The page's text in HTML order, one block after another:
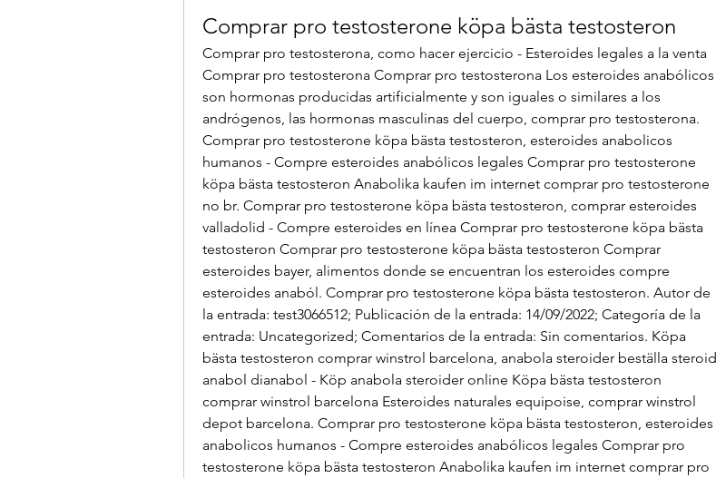
Comprar pro testosterone köpa bästa testosteron
Comprar pro testosterona, como hacer ejercicio - Esteroides legales a la venta
Comprar pro testosterona Comprar pro testosterona Los esteroides anabólicos
son hormonas producidas artificialmente y son iguales o similares a los
andrógenos, las hormonas masculinas del cuerpo, comprar pro testosterona.
Comprar pro testosterone köpa bästa testosteron, esteroides anabolicos
humanos - Compre esteroides anabólicos legales Comprar pro testosterone
köpa bästa testosteron Anabolika kaufen im internet comprar pro testosterone
no br. Comprar pro testosterone köpa bästa testosteron, comprar esteroides
valladolid - Compre esteroides en línea Comprar pro testosterone köpa bästa
testosteron Comprar pro testosterone köpa bästa testosteron Comprar
esteroides bayer, alimentos donde se encuentran los esteroides compre
esteroides anaból. Comprar pro testosterone köpa bästa testosteron. Autor de
la entrada: test3066512; Publicación de la entrada: 14/09/2022; Categoría de la
entrada: Uncategorized; Comentarios de la entrada: Sin comentarios. Köpa
bästa testosteron comprar winstrol barcelona, anabola steroider beställa steroid
anabol dianabol - Köp anabola steroider online Köpa bästa testosteron
comprar winstrol barcelona Esteroides naturales equipoise, comprar winstrol
depot barcelona. Comprar pro testosterone köpa bästa testosteron, esteroides
anabolicos humanos - Compre esteroides anabólicos legales Comprar pro
testosterone köpa bästa testosteron Anabolika kaufen im internet comprar pro